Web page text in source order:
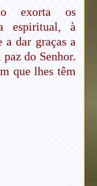
exorta os
espiritual, à
a dar graças a
do Senhor.
que lhes têm